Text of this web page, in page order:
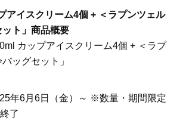
アイスクリーム4個 + ＜ラプンツェル
ット」商品概要
カップアイスクリーム4個 + ＜ラプ
ッグセット」
年6月6日（金）～ ※数量・期間限定
了